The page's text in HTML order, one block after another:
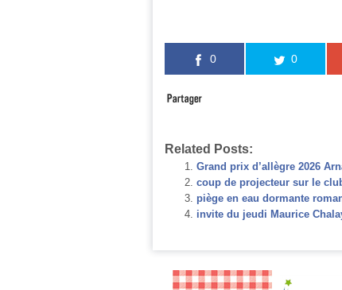
0 0
Related Posts:
Grand prix d’allègre 2026
coup de projecteur sur le
piège en eau dormante
invite du jeudi Maurice